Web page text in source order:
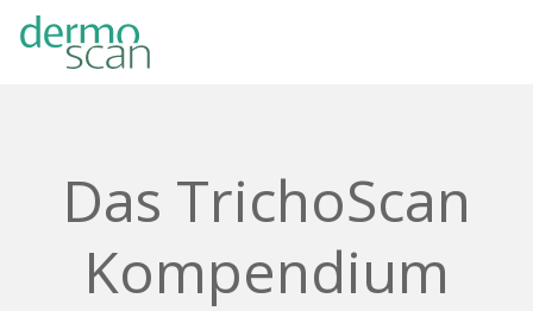
Skip
to
Das TrichoScan
Kompendium